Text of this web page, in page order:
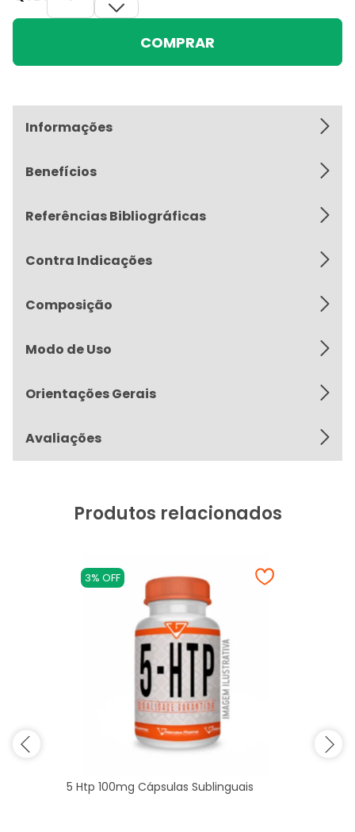
COMPRAR
Informações
Benefícios
Referências Bibliográficas
Contra Indicações
Composição
Modo de Uso
Orientações Gerais
Avaliações
Produtos relacionados
3% OFF
5 Htp 100mg Cápsulas Sublinguais